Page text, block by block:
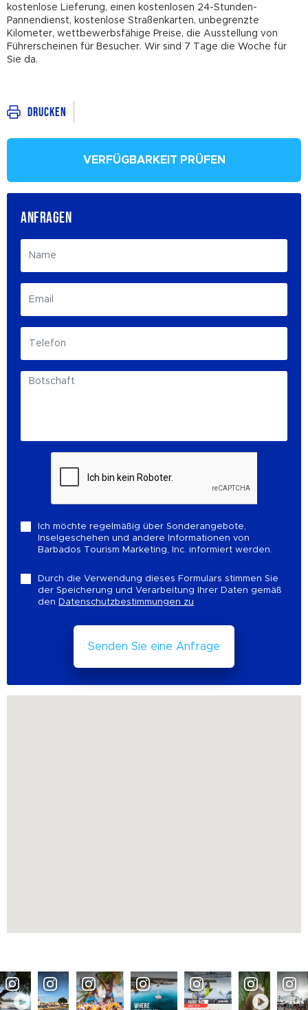
kostenlose Lieferung, einen kostenlosen 24-Stunden-
Pannendienst, kostenlose Straßenkarten, unbegrenzte
Kilometer, wettbewerbsfähige Preise, die Ausstellung von
Führerscheinen für Besucher. Wir sind 7 Tage die Woche für
Sie da.
Drucken
VERFÜGBARKEIT PRÜFEN
ANFRAGEN
Ich möchte regelmäßig über Sonderangebote,
Inselgeschehen und andere Informationen von
Barbados Tourism Marketing, Inc. informiert werden.
Durch die Verwendung dieses Formulars stimmen Sie
der Speicherung und Verarbeitung Ihrer Daten gemäß
den Datenschutzbestimmungen zu